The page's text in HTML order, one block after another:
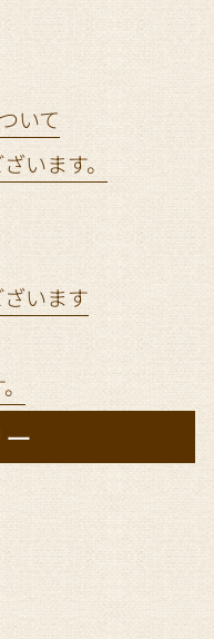
いて
います。
います